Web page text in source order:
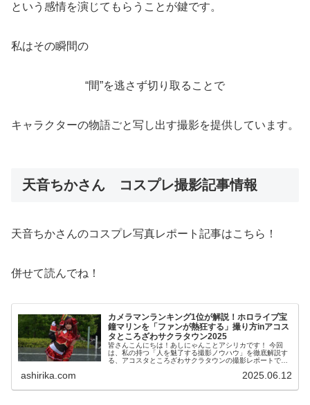
という感情を演じてもらうことが鍵です。
私はその瞬間の
“間”を逃さず切り取ることで
キャラクターの物語ごと写し出す撮影を提供しています。
天音ちかさん コスプレ撮影記事情報
天音ちかさんのコスプレ写真レポート記事はこちら！
併せて読んでね！
カメラマンランキング1位が解説！ホロライブ宝
鐘マリンを「ファンが熱狂する」撮り方inアコス
タところざわサクラタウン2025
皆さんこんにちは！あしにゃんことアシリカです！ 今回
は、私の持つ「人を魅了する撮影ノウハウ」を徹底解説す
る、アコスタところざわサクラタウンの撮影レポートで
ashirika.com 2025.06.12